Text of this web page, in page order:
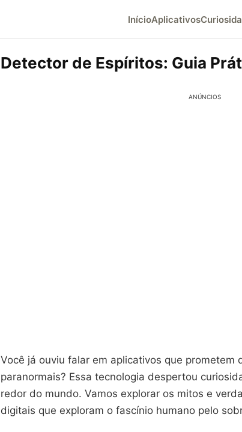
InícioAplicativos
Detector de Espíritos: Guia
ANÚNCIOS
Você já ouviu falar em aplicativos que
paranormais? Essa tecnologia despertou
redor do mundo. Vamos explorar os mitos e
digitais que exploram o fascínio humano pelo